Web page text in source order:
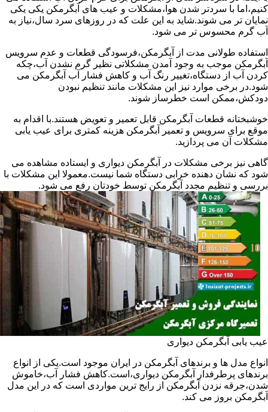
کنیم،اما با سردتر شدن هوا،مشکلات و عیب های آبگرمکن یکی یکی
نمایان تر می شوند.شاید به این علت که در روزهای سرد سال،نیاز به
آب گرم محسوس تر می شود.
استفاده طولانی مدت از آبگرمکن،فرسودگی قطعات و عدم سرویس
آبگرمکن موجب به وجود آمدن مشکلاتی نظیر گرم نشدن آب،چکه
کردن آب از دستگاه،تغییر رنگ آب و کاهش فشار آب آبگرمکن می
شود.در برخی موارد نیز این مشکلات مانند تنظیم نبودن
دودکش،ممکن است خطرساز شوند.
خوشبختانه قطعات آبگرمکن قابل تعمیر و تعویض هستند.با اقدام به
موقع برای سرویس و تعمیر آبگرمکن هزینه کمتری برای عیب یابی
مشکلات آن می پردازید.
گاهی نیز برخی مشکلات در آبگرمکن دیواری و ایستاده مشاهده می
شود که نشان دهنده خرابی دستگاه شما نیست.معمولا این مشکلات با
بررسی و تنظیم مجدد آبگرمکن توسط خودتان رفع می شود.
عیب یابی آبگرمکن دیواری
انواع مدل ها و برندهای آبگرمکن در ایران موجود است.یکی از انواع
برندهای پرطرفدار آبگرمکن دیواری،است.کاهش فشار آب،خاموش
شدن،جرقه نزدن آبگرمکن از رایج ترین مواردی است که در این مدل
آبگرمکن بروز می کند.